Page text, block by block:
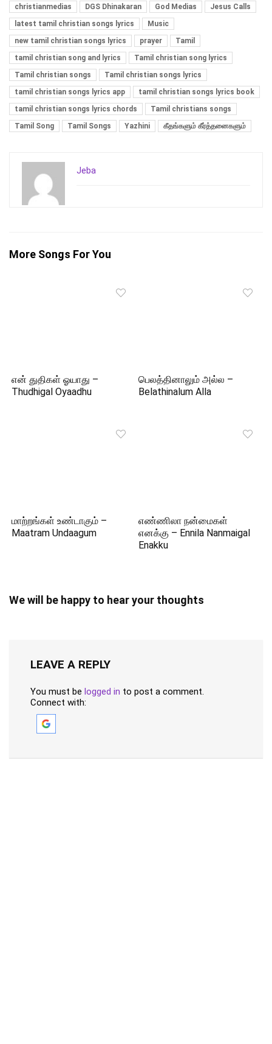
christianmedias DGS Dhinakaran God Medias
Jesus Calls
latest tamil christian songs lyrics
Music
new tamil christian songs lyrics
prayer
Tamil
tamil christian song and lyrics
Tamil christian song lyrics
Tamil christian songs
Tamil christian songs lyrics
tamil christian songs lyrics app
tamil christian songs lyrics book
tamil christian songs lyrics chords
Tamil christians songs
Tamil Song
Tamil Songs Yazhini கீதங்களும் கீர்த்தனைகளும்
Jeba
More Songs For You
என் துதிகள் ஓயாது –
Thudhigal Oyaadhu
பெலத்தினாலும் அல்ல –
Belathinalum Alla
மாற்றங்கள் உண்டாகும் –
Maatram Undaagum
எண்ணிலா நன்மைகள்
எனக்கு – Ennila Nanmaigal
Enakku
We will be happy to hear your thoughts
LEAVE A REPLY
You must be logged in to post a comment.
Connect with: